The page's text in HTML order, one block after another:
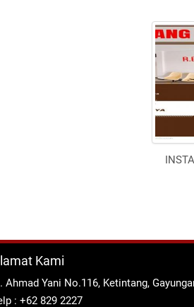
Kami
Ahmad Yani No.116, Ketintang,
: +62 829 2227